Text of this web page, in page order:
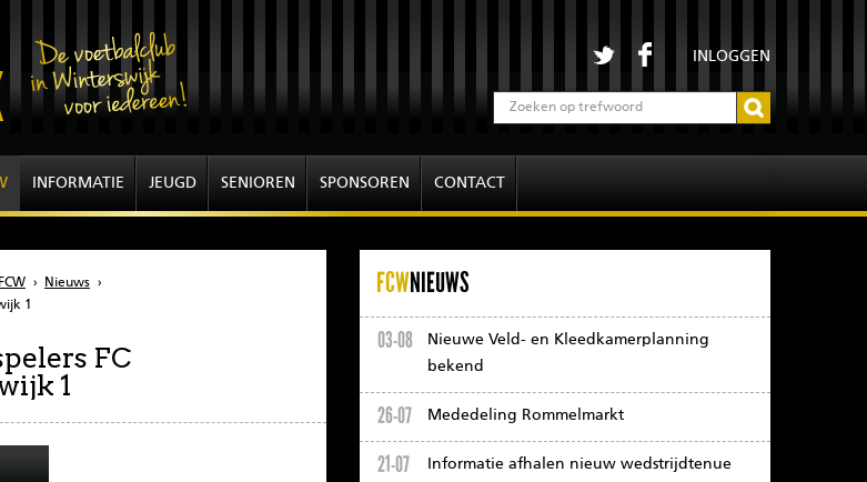
INLOGGEN
INFORMATIE JEUGD SENIOREN SPONSOREN CONTACT
› Nieuws ›
1
FC
1
FCWNIEUWS
03-08
Nieuwe Veld- en Kleedkamerplanning
bekend
26-07 Mededeling Rommelmarkt
21-07
Informatie afhalen nieuw wedstrijdtenue